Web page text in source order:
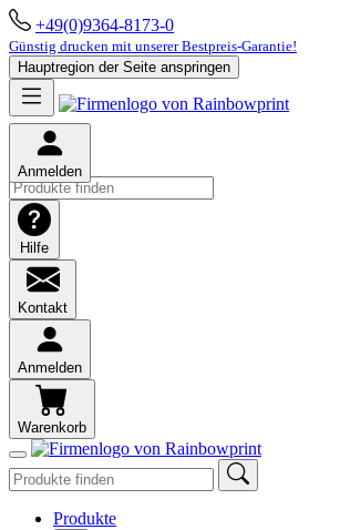
+49(0)9364-8173-0
Günstig drucken mit unserer Bestpreis-Garantie!
Hauptregion der Seite anspringen
Anmelden
Hilfe
Kontakt
Anmelden
Warenkorb
Produkte